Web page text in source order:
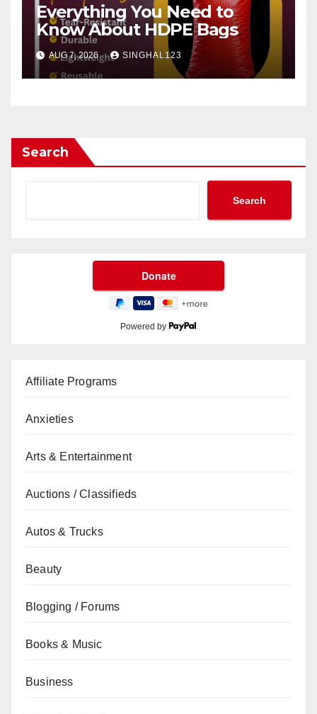
Everything You Need to
Know About HDPE Bags
AUG 7, 2026 SINGHAL123
Search
Search
Powered by
Affiliate Programs
Anxieties
Arts & Entertainment
Auctions / Classifieds
Autos & Trucks
Beauty
Blogging / Forums
Books & Music
Business